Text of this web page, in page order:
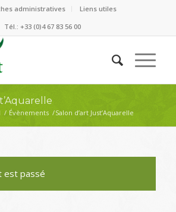
administratives
Liens utiles
Tél.: +33 (0)4 67 83 56 00
/ Évènements /Salon d’art Just’Aquarelle
est passé